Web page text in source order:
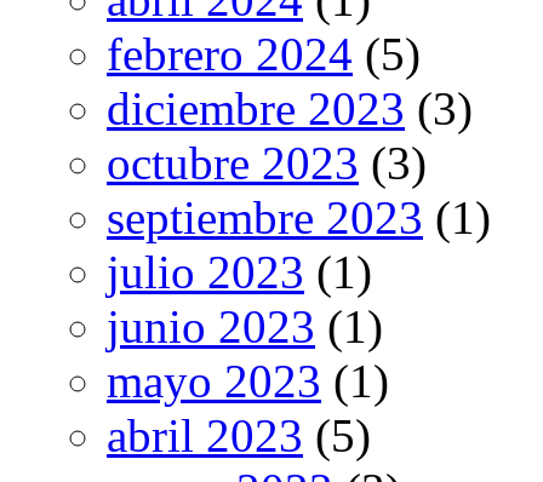
febrero 2024 (5)
diciembre 2023 (3)
octubre 2023 (3)
septiembre 2023 (1)
julio 2023 (1)
junio 2023 (1)
mayo 2023 (1)
abril 2023 (5)